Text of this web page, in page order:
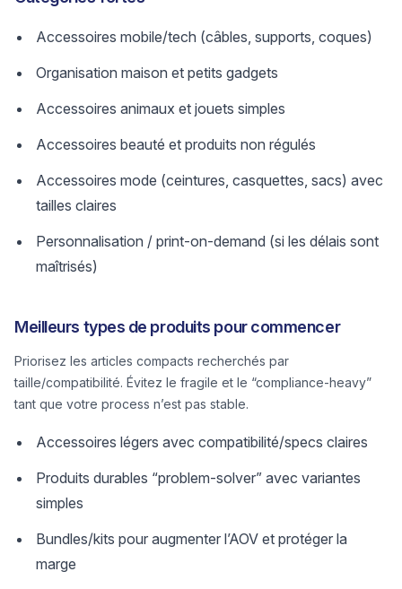
Accessoires mobile/tech (câbles, supports, coques)
Organisation maison et petits gadgets
Accessoires animaux et jouets simples
Accessoires beauté et produits non régulés
Accessoires mode (ceintures, casquettes, sacs) avec
tailles claires
Personnalisation / print-on-demand (si les délais sont
maîtrisés)
Meilleurs types de produits pour commencer
Priorisez les articles compacts recherchés par
taille/compatibilité. Évitez le fragile et le “compliance-heavy”
tant que votre process n’est pas stable.
Accessoires légers avec compatibilité/specs claires
Produits durables “problem-solver” avec variantes
simples
Bundles/kits pour augmenter l’AOV et protéger la
marge